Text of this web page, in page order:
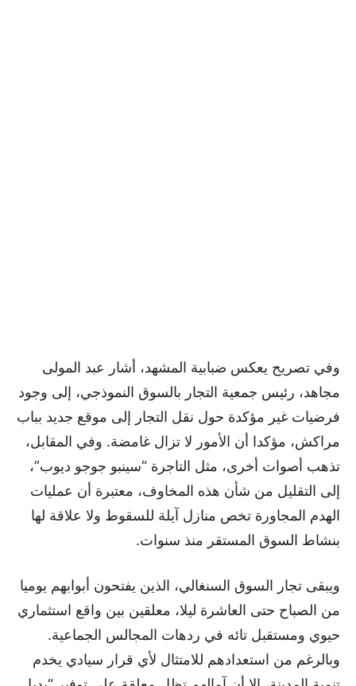
وفي تصريح يعكس ضبابية المشهد، أشار عبد المولى
مجاهد، رئيس جمعية التجار بالسوق النموذجي، إلى وجود
فرضيات غير مؤكدة حول نقل التجار إلى موقع جديد بباب
مراكش، مؤكدا أن الأمور لا تزال غامضة. وفي المقابل،
تذهب أصوات أخرى، مثل التاجرة “سينبو جوجو ديوب”،
إلى التقليل من شأن هذه المخاوف، معتبرة أن عمليات
الهدم المجاورة تخص منازل آيلة للسقوط ولا علاقة لها
بنشاط السوق المستقر منذ سنوات.
ويبقى تجار السوق السنغالي، الذين يفتحون أبوابهم يوميا
من الصباح حتى العاشرة ليلا، معلقين بين واقع استثماري
حيوي ومستقبل تائه في ردهات المجالس الجماعية.
وبالرغم من استعدادهم للامتثال لأي قرار سيادي يخدم